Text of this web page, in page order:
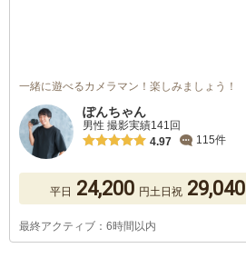
一緒に遊べるカメラマン！楽しみましょう！
ぽんちゃん
男性 撮影実績141回
4.97
115件
平日 24,200 円土日祝 29,040
最終アクティブ：6時間以内